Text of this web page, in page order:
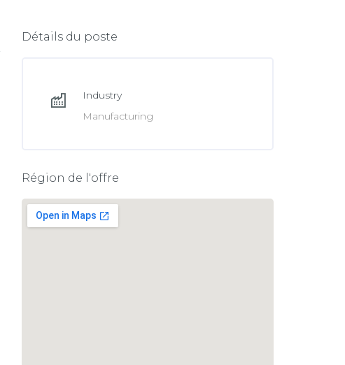
Détails du poste
Industry
Manufacturing
Région de l'offre